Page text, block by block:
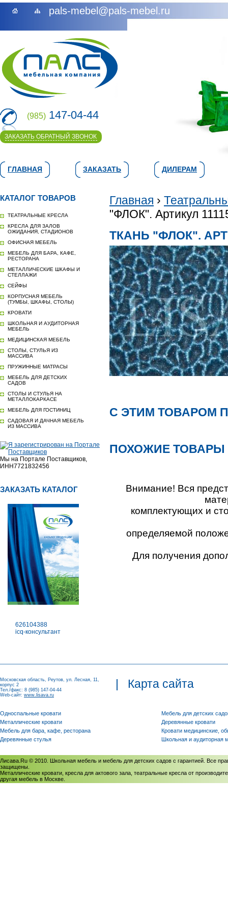
pals-mebel@pals-mebel.ru
(985) 147-04-44
ЗАКАЗАТЬ ОБРАТНЫЙ ЗВОНОК
ГЛАВНАЯ ЗАКАЗАТЬ ДИЛЕРАМ
КАТАЛОГ ТОВАРОВ
ТЕАТРАЛЬНЫЕ КРЕСЛА
КРЕСЛА ДЛЯ ЗАЛОВ
ОЖИДАНИЯ, СТАДИОНОВ
ОФИСНАЯ МЕБЕЛЬ
МЕБЕЛЬ ДЛЯ БАРА, КАФЕ,
РЕСТОРАНА
МЕТАЛЛИЧЕСКИЕ ШКАФЫ И
СТЕЛЛАЖИ
СЕЙФЫ
КОРПУСНАЯ МЕБЕЛЬ
(ТУМБЫ, ШКАФЫ, СТОЛЫ)
КРОВАТИ
ШКОЛЬНАЯ И АУДИТОРНАЯ
МЕБЕЛЬ
МЕДИЦИНСКАЯ МЕБЕЛЬ
СТОЛЫ, СТУЛЬЯ ИЗ
МАССИВА
ПРУЖИННЫЕ МАТРАСЫ
МЕБЕЛЬ ДЛЯ ДЕТСКИХ
САДОВ
СТОЛЫ И СТУЛЬЯ НА
МЕТАЛЛОКАРКАСЕ
МЕБЕЛЬ ДЛЯ ГОСТИНИЦ
САДОВАЯ И ДАЧНАЯ МЕБЕЛЬ
ИЗ МАССИВА
Мы на Портале Поставщиков,
ИНН7721832456
ЗАКАЗАТЬ КАТАЛОГ
626104388
icq-консультант
Главная ›
"ФЛОК". Артикул
ТКАНЬ "ФЛОК".
С ЭТИМ ТОВАРОМ
ПОХОЖИЕ ТОВАРЫ
Внимание! Вся
комплектующих и
определяемой
Для получения
Московская область, Реутов, ул. Лесная, 11,
корпус 2
Тел./факс: 8 (985) 147-04-44
Web-сайт: www.lisava.ru
| Карта сайта
Односпальные кровати
Металлические кровати
Мебель для бара, кафе, ресторана
Деревянные стулья
Мебель для детских
Деревянные кровати
Кровати медицинские,
Школьная и аудиторная
Лисава.Ru © 2010. Школьная мебель и мебель для детских садов с гарантией. Все
защищены.
Металлические кровати, кресла для актового зала, театральные кресла от
другая мебель в Москве.
Политика использования cookies/Соглашение на обработку персональных данных